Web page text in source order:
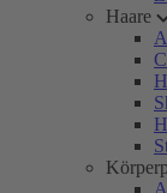
Haare